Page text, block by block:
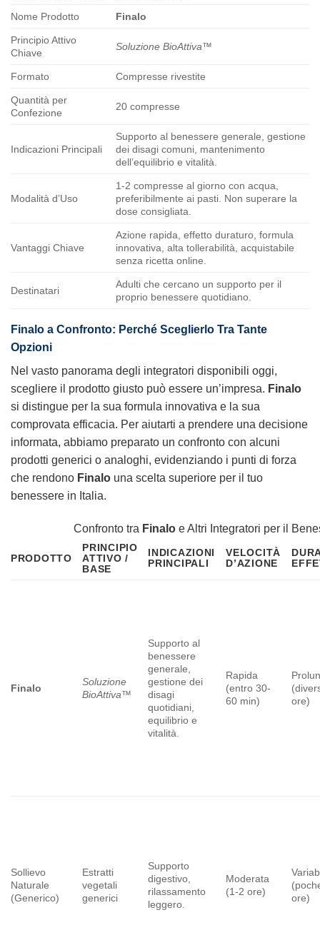
Nome Prodotto
Finalo
Principio Attivo
Chiave
Soluzione BioAttiva™
Formato Compresse rivestite
Quantità per
Confezione
20 compresse
Indicazioni Principali
Supporto al benessere generale, gestione
dei disagi comuni, mantenimento
dell’equilibrio e vitalità.
Modalità d’Uso
1-2 compresse al giorno con acqua,
preferibilmente ai pasti. Non superare la
dose consigliata.
Vantaggi Chiave
Azione rapida, effetto duraturo, formula
innovativa, alta tollerabilità, acquistabile
senza ricetta online.
Destinatari
Adulti che cercano un supporto per il
proprio benessere quotidiano.
Finalo a Confronto: Perché Sceglierlo Tra Tante
Opzioni
Nel vasto panorama degli integratori disponibili oggi,
scegliere il prodotto giusto può essere un’impresa. Finalo
si distingue per la sua formula innovativa e la sua
comprovata efficacia. Per aiutarti a prendere una decisione
informata, abbiamo preparato un confronto con alcuni
prodotti generici o analoghi, evidenziando i punti di forza
che rendono Finalo una scelta superiore per il tuo
benessere in Italia.
Confronto tra Finaloe Altri Integratori per il
PRODOTTO
PRINCIPIO
ATTIVO /
BASE
INDICAZIONI
PRINCIPALI
VELOCITÀ
D’AZIONE
Finalo
Soluzione
BioAttiva™
Supporto al
benessere
generale,
gestione dei
disagi
quotidiani,
equilibrio e
vitalità.
Rapida
(entro 30-
60 min)
ore)
Sollievo
Naturale
(Generico)
Estratti
vegetali
generici
Supporto
digestivo,
rilassamento
leggero.
Moderata
(1-2 ore)
ore)